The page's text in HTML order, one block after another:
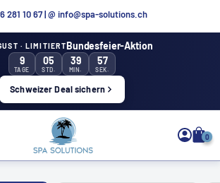
281 10 67|@ info@spa-solutions.ch
· LIMITIERTBundesfeier-Aktion
9
TAGE
05
STD.
39
MIN.
56
SEK.
Schweizer Deal sichern
Solutions
de
0